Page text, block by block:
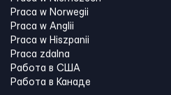
Praca w Norwegii
Praca w Anglii
Praca w Hiszpanii
Praca zdalna
Работа в США
Работа в Канадe